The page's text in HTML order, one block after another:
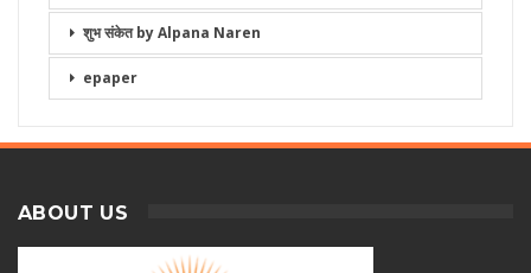
शुभ संकेत by Alpana Naren
epaper
ABOUT US